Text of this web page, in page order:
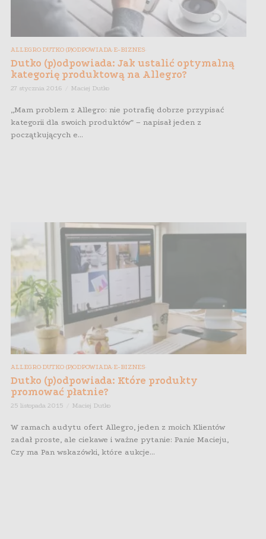
ALLEGRO DUTKO (P)ODPOWIADA E-BIZNES
Dutko (p)odpowiada: Jak ustalić optymalną
kategorię produktową na Allegro?
27 stycznia 2016 Maciej Dutko
„Mam problem z Allegro: nie potrafię dobrze przypisać
kategorii dla swoich produktów” – napisał jeden z
początkujących e...
ALLEGRO DUTKO (P)ODPOWIADA E-BIZNES
Dutko (p)odpowiada: Które produkty
promować płatnie?
25 listopada 2015 Maciej Dutko
W ramach audytu ofert Allegro, jeden z moich Klientów
zadał proste, ale ciekawe i ważne pytanie: Panie Macieju,
Czy ma Pan wskazówki, które aukcje...